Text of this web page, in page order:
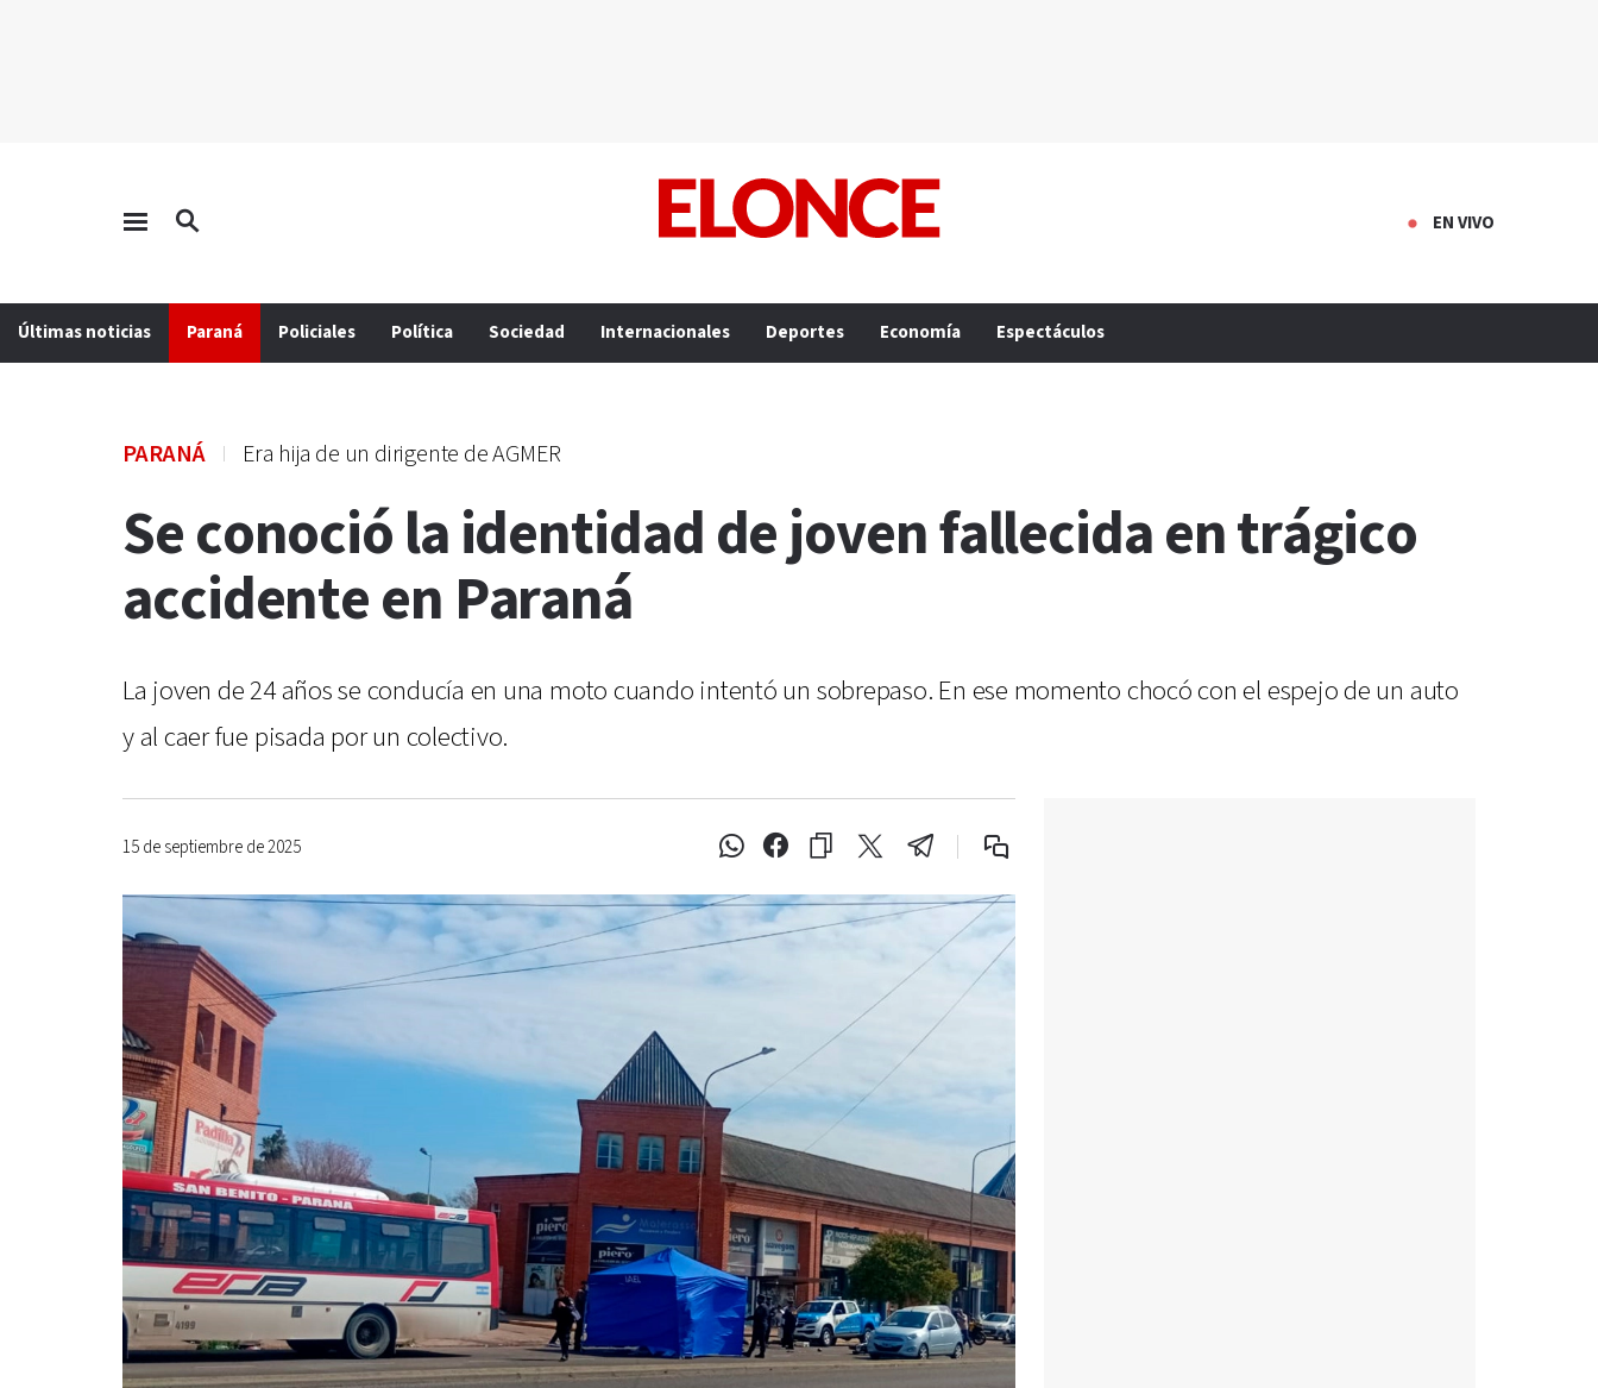
EN VIVO
Últimas noticias Paraná Policiales Política Sociedad Internacionales Deportes Economía Espectáculos
PARANÁ Era hija de un dirigente de AGMER
Se conoció la identidad de joven fallecida en trágico
accidente en Paraná
La joven de 24 años se conducía en una moto cuando intentó un sobrepaso. En ese momento chocó con el espejo de un auto
y al caer fue pisada por un colectivo.
15 de septiembre de 2025